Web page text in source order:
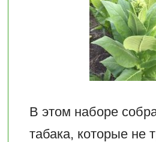
В этом наборе
табака, которые не